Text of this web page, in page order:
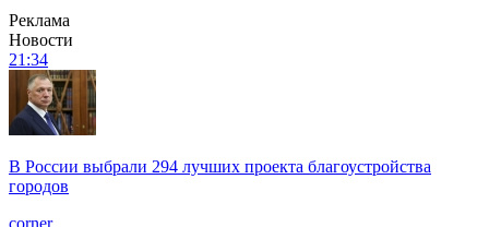
Реклама
Новости
21:34
В России выбрали 294 лучших проекта благоустройства
городов
corner